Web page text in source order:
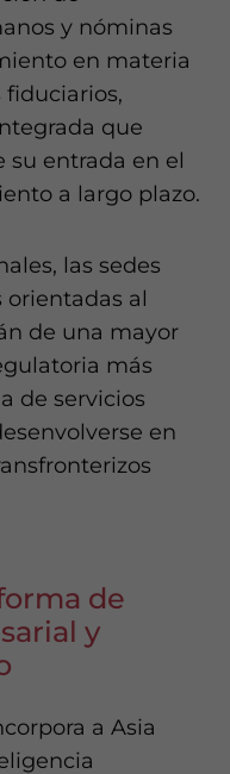
y nóminas
en materia
fiduciarios,
que
su entrada en el
a largo plazo.
las sedes
orientadas al
de una mayor
más
de servicios
en
de
y
a Asia